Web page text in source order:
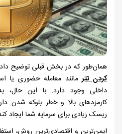
همان‌طور که در بخش قبلی توضیح
کردن تترمانند معامله حضوری یا
داخلی وجود دارد. با این حال،
کارمزدهای بالا و خطر بلوکه شدن
ریسک زیادی برای سرمایه شما ایجاد